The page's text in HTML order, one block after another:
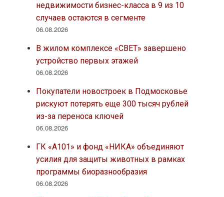
недвижимости бизнес-класса в 9 из 10
случаев остаются в сегменте
06.08.2026
В жилом комплексе «СВЕТ» завершено
устройство первых этажей
06.08.2026
Покупатели новостроек в Подмосковье
рискуют потерять еще 300 тысяч рублей
из-за переноса ключей
06.08.2026
ГК «А101» и фонд «НИКА» объединяют
усилия для защиты животных в рамках
программы биоразнообразия
06.08.2026